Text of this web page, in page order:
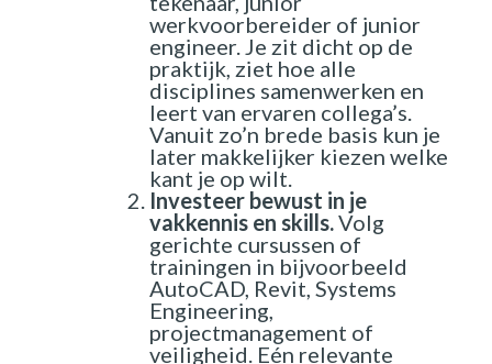
werkvoorbereider of junior
engineer. Je zit dicht op de
praktijk, ziet hoe alle
disciplines samenwerken en
leert van ervaren collega’s.
Vanuit zo’n brede basis kun je
later makkelijker kiezen welke
kant je op wilt.
Investeer bewust in je
vakkennis en skills.Volg
gerichte cursussen of
trainingen in bijvoorbeeld
AutoCAD, Revit, Systems
Engineering,
projectmanagement of
veiligheid. Eén relevante